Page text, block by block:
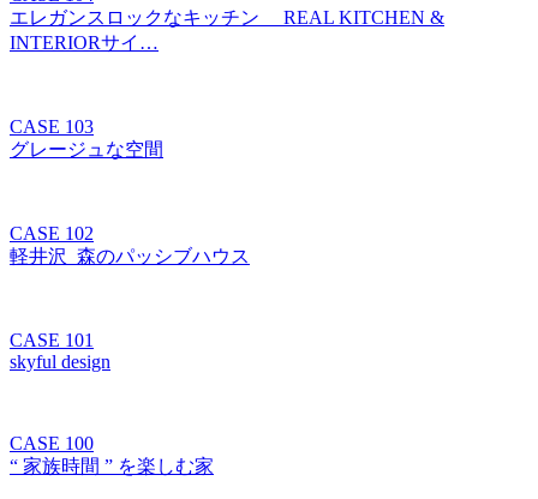
エレガンスロックなキッチン REAL KITCHEN &
INTERIORサイ…
CASE 103
グレージュな空間
CASE 102
軽井沢_森のパッシブハウス
CASE 101
skyful design
CASE 100
“ 家族時間 ” を楽しむ家